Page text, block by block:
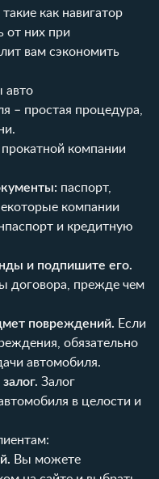
как навигатор
от них при
вам сэкономить
авто
– простая процедура,
прокатной компании
паспорт,
компании
и кредитную
и подпишите его.
договора, прежде чем
повреждений. Если
обязательно
автомобиля.
Залог
в целости и
Вы можете